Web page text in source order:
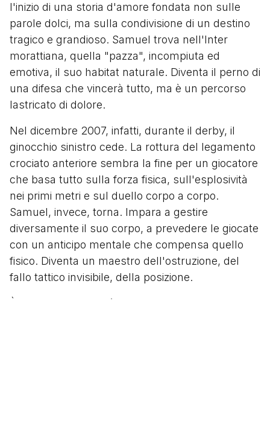
l'inizio di una storia d'amore fondata non sulle
parole dolci, ma sulla condivisione di un destino
tragico e grandioso. Samuel trova nell'Inter
morattiana, quella "pazza", incompiuta ed
emotiva, il suo habitat naturale. Diventa il perno di
una difesa che vincerà tutto, ma è un percorso
lastricato di dolore.
Nel dicembre 2007, infatti, durante il derby, il
ginocchio sinistro cede. La rottura del legamento
crociato anteriore sembra la fine per un giocatore
che basa tutto sulla forza fisica, sull'esplosività
nei primi metri e sul duello corpo a corpo.
Samuel, invece, torna. Impara a gestire
diversamente il suo corpo, a prevedere le giocate
con un anticipo mentale che compensa quello
fisico. Diventa un maestro dell'ostruzione, del
fallo tattico invisibile, della posizione.
È con l'arrivo di José Mourinho che la sua figura